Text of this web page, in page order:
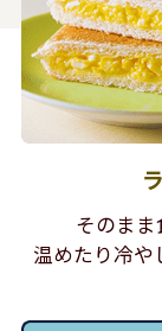
そのまま
温めたり冷